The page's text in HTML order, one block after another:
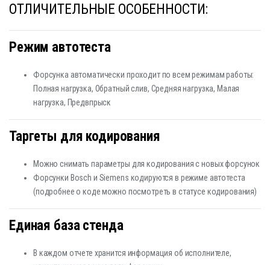
ОТЛИЧИТЕЛЬНЫЕ ОСОБЕННОСТИ:
Режим автотеста
Форсунка автоматически проходит по всем режимам работы:
Полная нагрузка, Обратный слив, Средняя нагрузка, Малая
нагрузка, Предвпрыск
Таргеты для кодирования
Можно снимать параметры для кодирования с новых форсунок
Форсунки Bosch и Siemens кодируются в режиме автотеста
(подробнее о коде можно посмотреть в статусе кодирования)
Единая база стенда
В каждом отчете хранится информация об исполнителе,